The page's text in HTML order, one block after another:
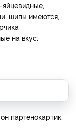
шипы имеются,
на вкус.
партенокарпик,